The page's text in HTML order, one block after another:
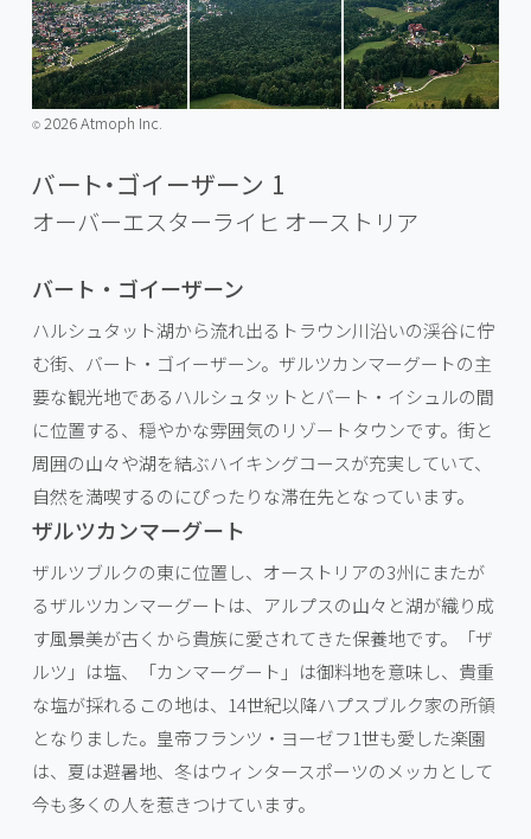
©️2026 Atmoph Inc.
バート・ゴイーザーン 1
オーバーエスターライヒ オーストリア
バート・ゴイーザーン
ハルシュタット湖から流れ出るトラウン川沿いの渓谷に佇
む街、バート・ゴイーザーン。ザルツカンマーグートの主
要な観光地であるハルシュタットとバート・イシュルの間
に位置する、穏やかな雰囲気のリゾートタウンです。街と
周囲の山々や湖を結ぶハイキングコースが充実していて、
自然を満喫するのにぴったりな滞在先となっています。
ザルツカンマーグート
ザルツブルクの東に位置し、オーストリアの3州にまたが
るザルツカンマーグートは、アルプスの山々と湖が織り成
す風景美が古くから貴族に愛されてきた保養地です。「ザ
ルツ」は塩、「カンマーグート」は御料地を意味し、貴重
な塩が採れるこの地は、14世紀以降ハプスブルク家の所領
となりました。皇帝フランツ・ヨーゼフ1世も愛した楽園
は、夏は避暑地、冬はウィンタースポーツのメッカとして
今も多くの人を惹きつけています。